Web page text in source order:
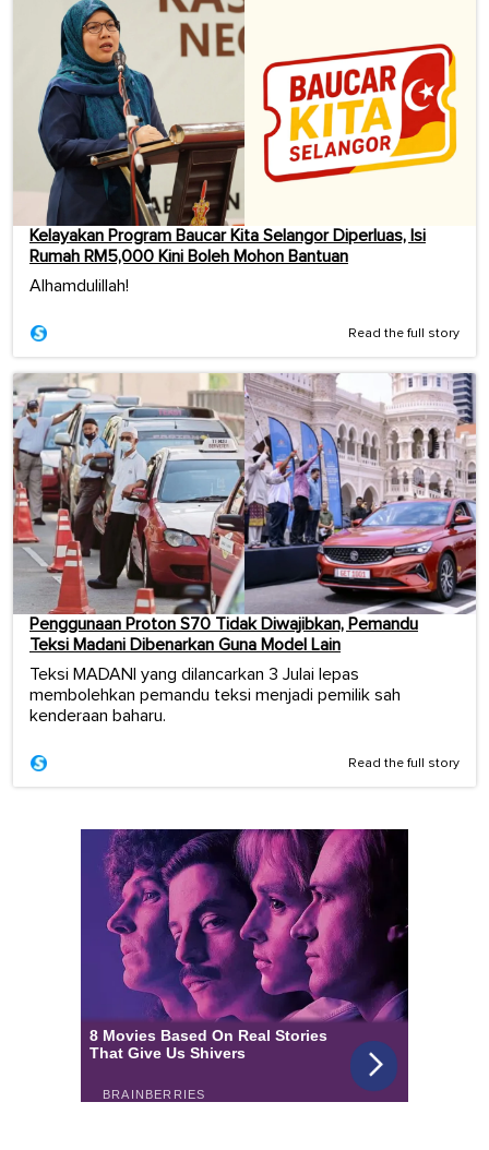
Kelayakan Program Baucar Kita Selangor Diperluas, Isi
Rumah RM5,000 Kini Boleh Mohon Bantuan
Alhamdulillah!
Read the full story
Penggunaan Proton S70 Tidak Diwajibkan, Pemandu
Teksi Madani Dibenarkan Guna Model Lain
Teksi MADANI yang dilancarkan 3 Julai lepas
membolehkan pemandu teksi menjadi pemilik sah
kenderaan baharu.
Read the full story